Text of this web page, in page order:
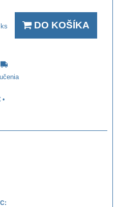
ks DO KOŠÍKA
•